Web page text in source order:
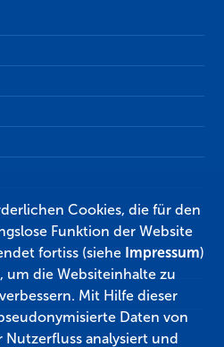
Cookies, die für den
Funktion der Website
fortiss (siehe Impressum)
um die Websiteinhalte zu
Mit Hilfe dieser
Daten von
analysiert und